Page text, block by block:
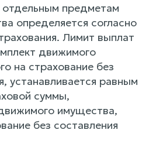
предметам
определяется согласно
Лимит выплат
движимого
на страхование без
устанавливается равным
суммы,
имущества,
без составления